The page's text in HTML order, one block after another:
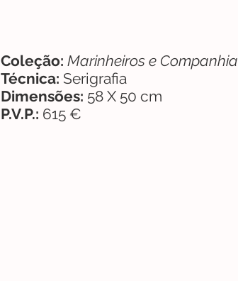
Coleção: Marinheiros e Companhia
Técnica: Serigrafia
Dimensões: 58 X 50 cm
P.V.P.: 615 €